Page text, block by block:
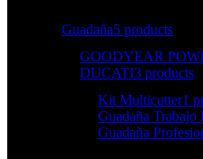
Guadaña5 products
GOODYEAR
DUCATI3 products
Kit Multicutter1
Guadaña Trabajo
Guadaña